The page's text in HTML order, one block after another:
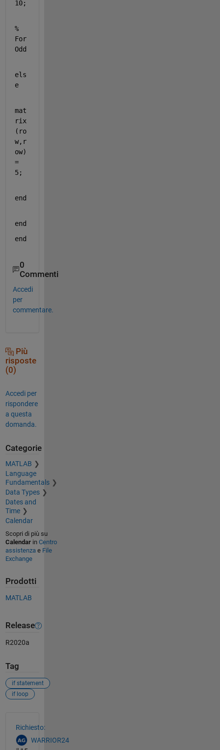
10;
%
For
Odd
els
e
mat
rix
(ro
w,r
ow)
=
end
end
end
0
Commenti
Accedi
per
commentare.
Più
risposte
(0)
Accedi per
rispondere
a questa
domanda.
Categorie
MATLAB
Language
Fundamentals
Data Types
Dates and
Time
Calendar
Scopri di più su
Calendarin Centro
assistenzae File
Exchange
Prodotti
MATLAB
Release
R2020a
Tag
if statement
if loop
Richiesto:
WARRIOR24